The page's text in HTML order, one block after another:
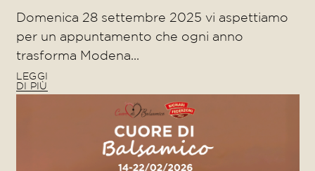
Domenica 28 settembre 2025 vi aspettiamo
per un appuntamento che ogni anno
trasforma Modena...
LEGGI
DI PIÙ